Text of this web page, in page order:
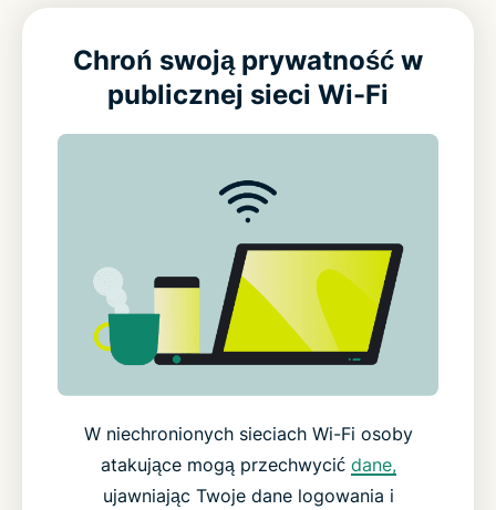
Chroń swoją prywatność w
publicznej sieci Wi-Fi
W niechronionych sieciach Wi-Fi osoby
atakujące mogą przechwycić dane,
ujawniając Twoje dane logowania i